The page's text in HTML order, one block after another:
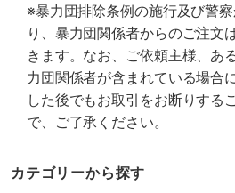
※暴力団排除条例の施行及び警
り、暴力団関係者からのご注文
きます。なお、ご依頼主様、あ
力団関係者が含まれている場合
した後でもお取引をお断りする
で、ご了承ください。
カテゴリーから探す